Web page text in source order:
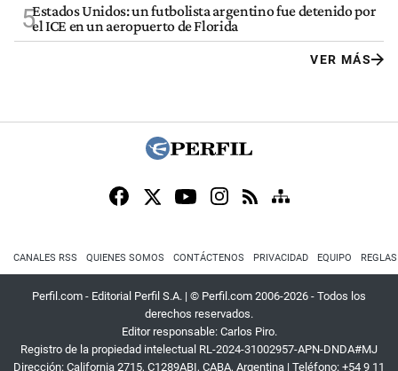
5Estados Unidos: un futbolista argentino fue detenido por
el ICE en un aeropuerto de Florida
VER MÁS
CANALES RSS QUIENES SOMOS CONTÁCTENOS PRIVACIDAD EQUIPO
Perfil.com - Editorial Perfil S.A. | © Perfil.com 2006-2026 - Todos los
derechos reservados.
Editor responsable: Carlos Piro.
Registro de la propiedad intelectual RL-2024-31002957-APN-DNDA#MJ
Dirección: California 2715, C1289ABI, CABA, Argentina | Teléfono: +54 9 11